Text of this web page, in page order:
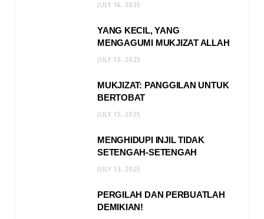
JULY 16, 2025
YANG KECIL, YANG
MENGAGUMI MUKJIZAT ALLAH
JULY 15, 2025
MUKJIZAT: PANGGILAN UNTUK
BERTOBAT
JULY 15, 2025
MENGHIDUPI INJIL TIDAK
SETENGAH-SETENGAH
JULY 13, 2025
PERGILAH DAN PERBUATLAH
DEMIKIAN!